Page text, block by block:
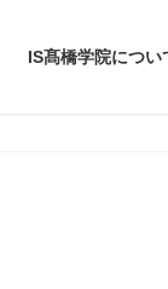
IS髙橋学院につい